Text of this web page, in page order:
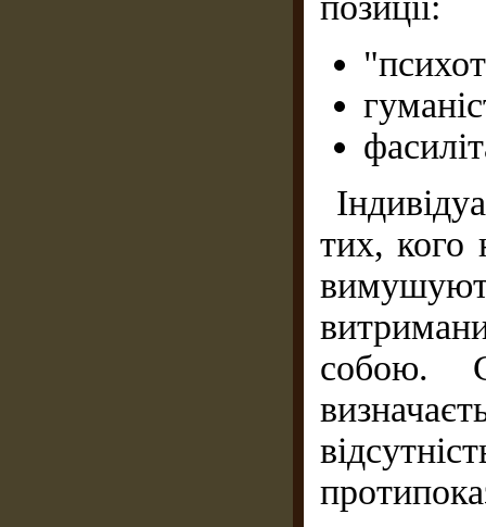
тих, кого
собою.